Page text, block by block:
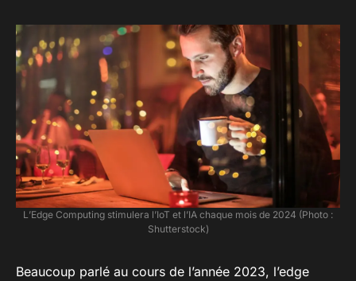
L’Edge Computing stimulera l’IoT et l’IA chaque mois de 2024 (Photo :
Shutterstock)
Beaucoup parlé au cours de l’année 2023, l’edge